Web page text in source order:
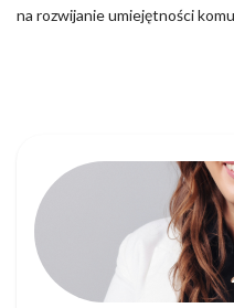
na rozwijanie umiejętności